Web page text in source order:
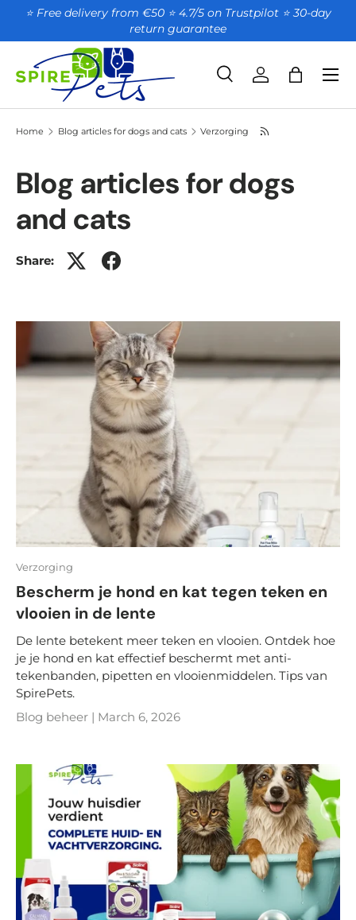
SKIP TO CONTENT
⭐ Free delivery from €50 ⭐ 4.7/5 on Trustpilot ⭐️ 30-day
return guarantee
Search
Product type
SearchAccountBag
Home Blog articles for dogs and cats Verzorging
Blog articles for dogs
and cats
Share:
Verzorging
Bescherm je hond en kat tegen teken en
vlooien in de lente
De lente betekent meer teken en vlooien. Ontdek hoe
je je hond en kat effectief beschermt met anti-
tekenbanden, pipetten en vlooienmiddelen. Tips van
SpirePets.
Blog beheer | March 6, 2026